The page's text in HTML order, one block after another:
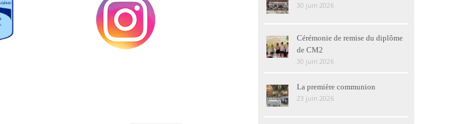
30 juin 2026
Cérémonie de remise du diplôme
de CM2
30 juin 2026
La première communion
23 juin 2026